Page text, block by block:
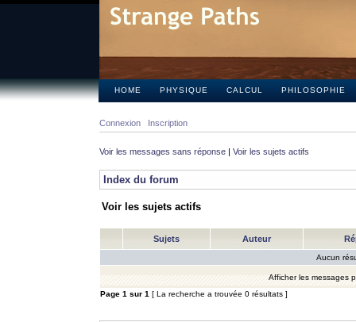
HOME PHYSIQUE CALCUL PHILOSOPHIE
Connexion Inscription
Voir les messages sans réponse | Voir les sujets actifs
Index du forum
Voir les sujets actifs
Sujets Auteur
Aucun
Afficher les messages
Page 1 sur 1 [ La recherche a trouvée 0 résultats ]